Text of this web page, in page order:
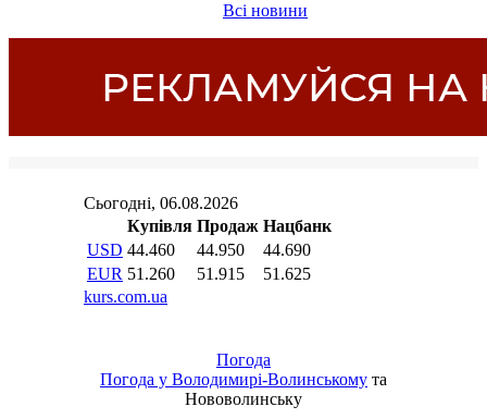
Всі новини
Погода
Погода у Володимирі-Волинському та
Нововолинську